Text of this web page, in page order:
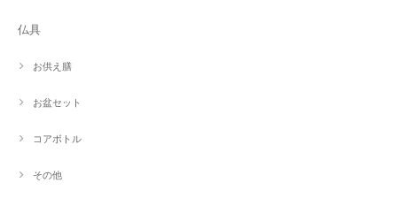
仏具
お供え膳
お盆セット
コアボトル
その他